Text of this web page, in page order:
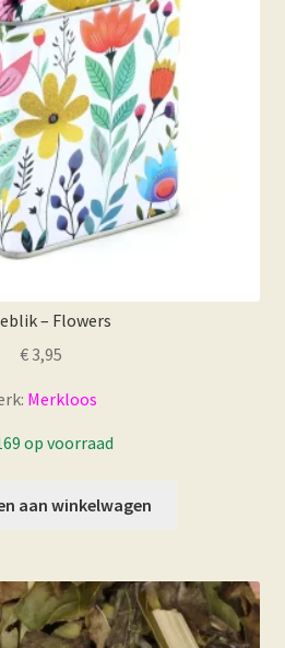
– Flowers
€3,95
Merkloos
op voorraad
aan winkelwagen